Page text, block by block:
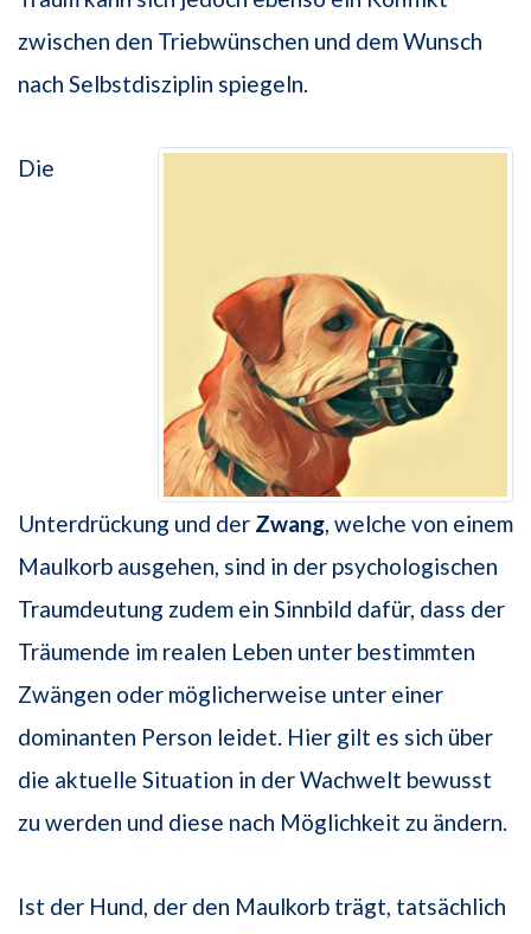
zwischen den Triebwünschen und dem Wunsch
nach Selbstdisziplin spiegeln.
Die
Unterdrückung und der Zwang, welche von einem
Maulkorb ausgehen, sind in der psychologischen
Traumdeutung zudem ein Sinnbild dafür, dass der
Träumende im realen Leben unter bestimmten
Zwängen oder möglicherweise unter einer
dominanten Person leidet. Hier gilt es sich über
die aktuelle Situation in der Wachwelt bewusst
zu werden und diese nach Möglichkeit zu ändern.
Ist der Hund, der den Maulkorb trägt, tatsächlich